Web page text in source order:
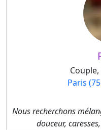
Paris
Nous recherchons
douceur,